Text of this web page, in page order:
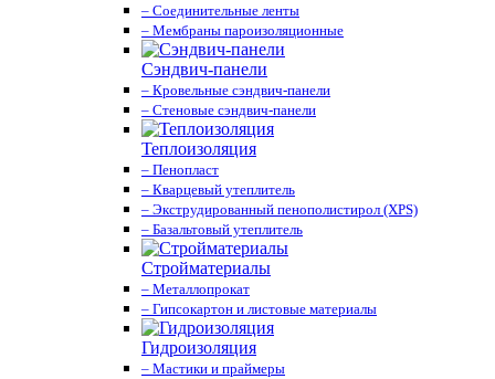
– Соединительные ленты
– Мембраны пароизоляционные
Сэндвич-панели
– Кровельные сэндвич-панели
– Стеновые сэндвич-панели
Теплоизоляция
– Пенопласт
– Кварцевый утеплитель
– Экструдированный пенополистирол (XPS)
– Базальтовый утеплитель
Стройматериалы
– Металлопрокат
– Гипсокартон и листовые материалы
Гидроизоляция
– Мастики и праймеры